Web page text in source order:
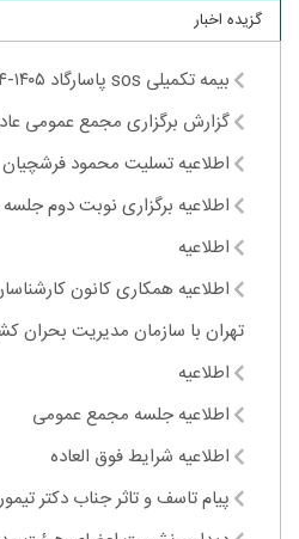
گزیده اخبار
بیمه تکمیلی sos پاسارگاد ۱۴۰۵-۱۴۰۴
گزارش برگزاری مجمع عمومی
اطلاعیه تسلیت محمود فرشچیان
اطلاعیه برگزاری نوبت دوم
اطلاعیه
اطلاعیه همکاری کانون
تهران با سازمان مدیریت بحران
اطلاعیه
اطلاعیه جلسه مجمع عمومی
اطلاعیه شرایط فوق العاده
پیام تاسف و تاثر جناب دکتر